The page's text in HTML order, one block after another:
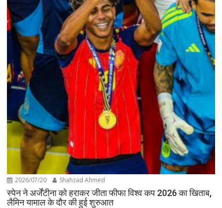
2026/07/20 Shahzad Ahmed
स्पेन ने अर्जेंटीना को हराकर जीता फीफा विश्व कप 2026 का खिताब,
लैमिन यामाल के दौर की हुई शुरुआत